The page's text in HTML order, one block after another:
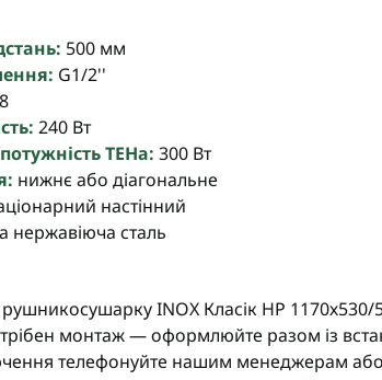
500 мм
G1/2''
8
240 Вт
ТЕНа: 300 Вт
нижнє або діагональне
настінний
нержавіюча сталь
INOX Класік HP
монтаж — оформлюйте разом із
телефонуйте нашим менеджерам